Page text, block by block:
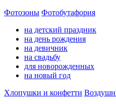
Фотозоны Фотобутафория
на детский праздник
на день рождения
на девичник
на свадьбу
для новорожденных
на новый год
Хлопушки и конфетти